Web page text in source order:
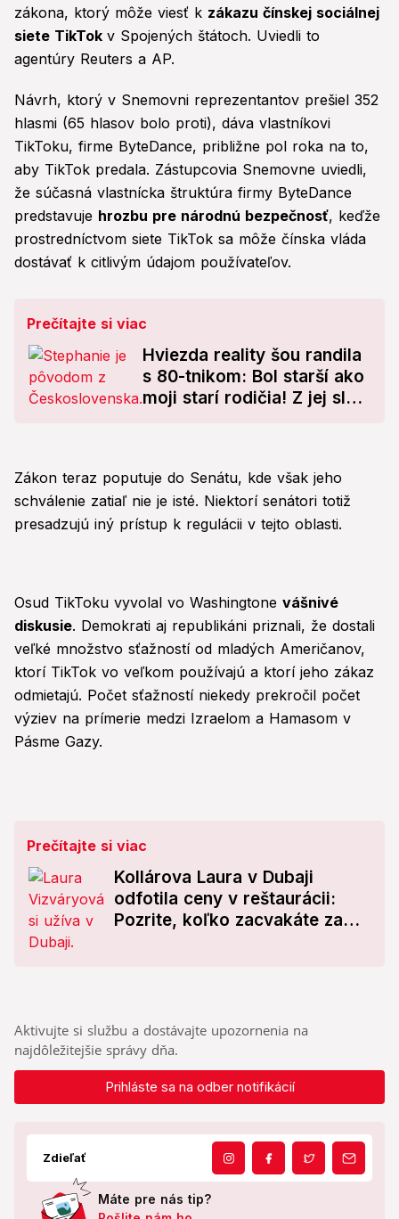
zákona, ktorý môže viesť k zákazu čínskej sociálnej
siete TikTok v Spojených štátoch. Uviedli to
agentúry Reuters a AP.
Návrh, ktorý v Snemovni reprezentantov prešiel 352
hlasmi (65 hlasov bolo proti), dáva vlastníkovi
TikToku, firme ByteDance, približne pol roka na to,
aby TikTok predala. Zástupcovia Snemovne uviedli,
že súčasná vlastnícka štruktúra firmy ByteDance
predstavuje hrozbu pre národnú bezpečnosť, keďže
prostredníctvom siete TikTok sa môže čínska vláda
dostávať k citlivým údajom používateľov.
Prečítajte si viac
Hviezda reality šou randila
s 80-tnikom: Bol starší ako
moji starí rodičia! Z jej slov
Zákon teraz poputuje do Senátu, kde však jeho
schválenie zatiaľ nie je isté. Niektorí senátori totiž
presadzujú iný prístup k regulácii v tejto oblasti.
Osud TikToku vyvolal vo Washingtone vášnivé
diskusie. Demokrati aj republikáni priznali, že dostali
veľké množstvo sťažností od mladých Američanov,
ktorí TikTok vo veľkom používajú a ktorí jeho zákaz
odmietajú. Počet sťažností niekedy prekročil počet
výziev na prímerie medzi Izraelom a Hamasom v
Pásme Gazy.
Prečítajte si viac
Kollárova Laura v Dubaji
odfotila ceny v reštaurácii:
Pozrite, koľko zacvakáte za
Aktivujte si službu a dostávajte upozornenia na
najdôležitejšie správy dňa.
Prihláste sa na odber notifikácií
Zdieľať
Máte pre nás tip?